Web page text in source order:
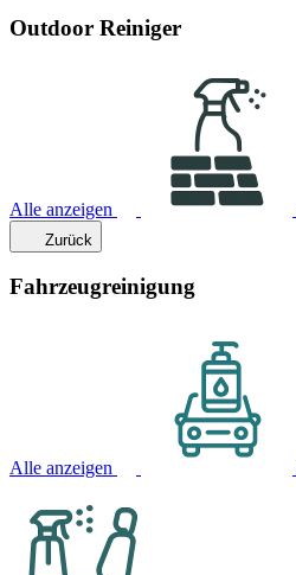
Outdoor Reiniger
Alle anzeigen
Zurück
Fahrzeugreinigung
Alle anzeigen